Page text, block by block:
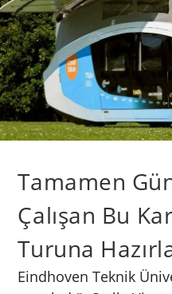
Tamamen
Çalışan Bu
Turuna
Eindhoven Teknik